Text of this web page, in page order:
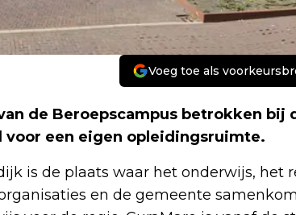
Voeg toe als
de Beroepscampus betrokken bij
een eigen opleidingsruimte.
is de plaats waar het onderwijs, het
en de gemeente